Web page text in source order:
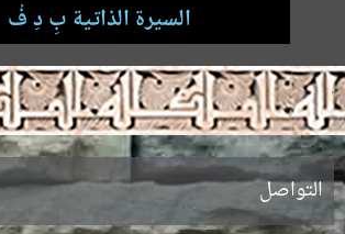
السيرة الذاتية بِ دِ فْ
.
التواصل